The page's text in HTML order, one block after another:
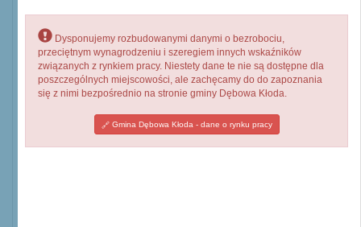
Dysponujemy rozbudowanymi danymi o bezrobociu,
przeciętnym wynagrodzeniu i szeregiem innych wskaźników
związanych z rynkiem pracy. Niestety dane te nie są dostępne dla
poszczególnych miejscowości, ale zachęcamy do do zapoznania
się z nimi bezpośrednio na stronie gminy Dębowa Kłoda.
Gmina Dębowa Kłoda - dane o rynku pracy